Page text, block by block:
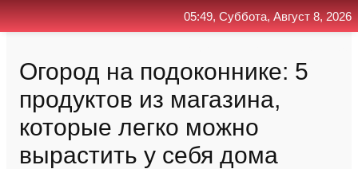
Огород на подоконнике: 5
продуктов из магазина,
которые легко можно
вырастить у себя дома
05:49, Суббота, Август 8, 2026